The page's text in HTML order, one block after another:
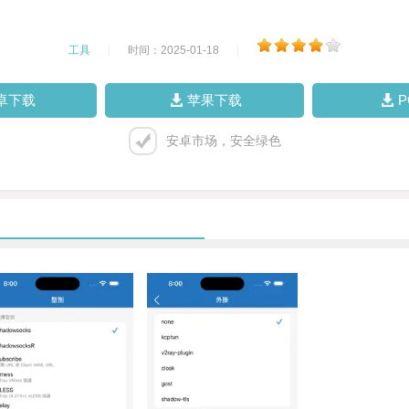
工具 时间：2025-01-18
下载 苹果下载
安卓市场，安全绿色